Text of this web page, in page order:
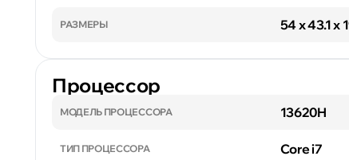
РАЗМЕРЫ 54 x 43.1 x
Процессор
МОДЕЛЬ ПРОЦЕССОРА 13620H
ТИП ПРОЦЕССОРА Core i7